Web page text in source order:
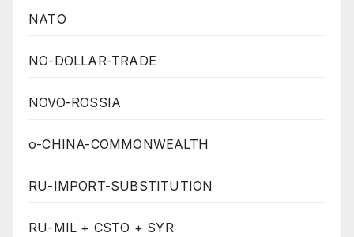
NATO
NO-DOLLAR-TRADE
NOVO-ROSSIA
o-CHINA-COMMONWEALTH
RU-IMPORT-SUBSTITUTION
RU-MIL + CSTO + SYR